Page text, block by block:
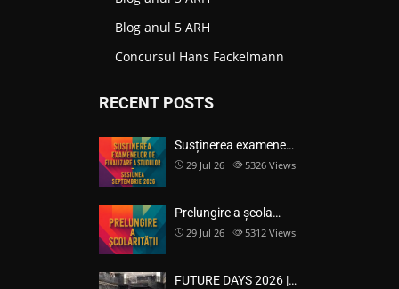
Blog anul 5 ARH
Concursul Hans Fackelmann
RECENT POSTS
Susținerea examene…
29 Jul 26 5326 Views
Prelungire a școla…
29 Jul 26 5312 Views
FUTURE DAYS 2026 |…